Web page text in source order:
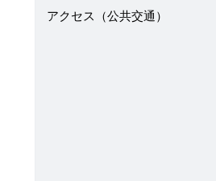
アクセス（公共交通）